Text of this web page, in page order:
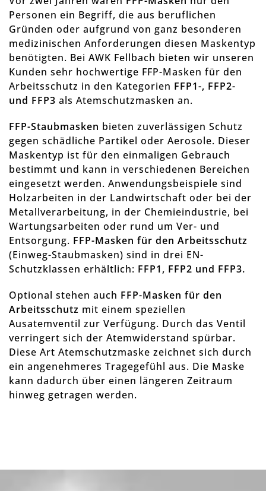
Personen ein Begriff, die aus beruflichen
Gründen oder aufgrund von ganz besonderen
medizinischen Anforderungen diesen Maskentyp
benötigten. Bei AWK Fellbach bieten wir unseren
Kunden sehr hochwertige FFP-Masken für den
Arbeitsschutz in den Kategorien FFP1-, FFP2-
und FFP3 als Atemschutzmasken an.
FFP-Staubmasken bieten zuverlässigen Schutz
gegen schädliche Partikel oder Aerosole. Dieser
Maskentyp ist für den einmaligen Gebrauch
bestimmt und kann in verschiedenen Bereichen
eingesetzt werden. Anwendungsbeispiele sind
Holzarbeiten in der Landwirtschaft oder bei der
Metallverarbeitung, in der Chemieindustrie, bei
Wartungsarbeiten oder rund um Ver- und
Entsorgung. FFP-Masken für den Arbeitsschutz
(Einweg-Staubmasken) sind in drei EN-
Schutzklassen erhältlich: FFP1, FFP2 und FFP3.
Optional stehen auch FFP-Masken für den
Arbeitsschutz mit einem speziellen
Ausatemventil zur Verfügung. Durch das Ventil
verringert sich der Atemwiderstand spürbar.
Diese Art Atemschutzmaske zeichnet sich durch
ein angenehmeres Tragegefühl aus. Die Maske
kann dadurch über einen längeren Zeitraum
hinweg getragen werden.